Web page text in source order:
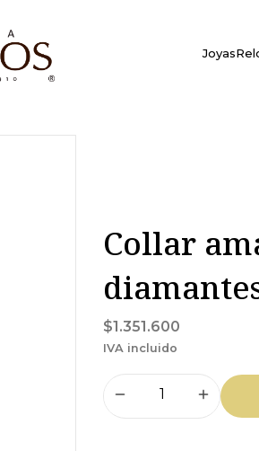
Joyas
Collar
$1.351.600
IVA incluido